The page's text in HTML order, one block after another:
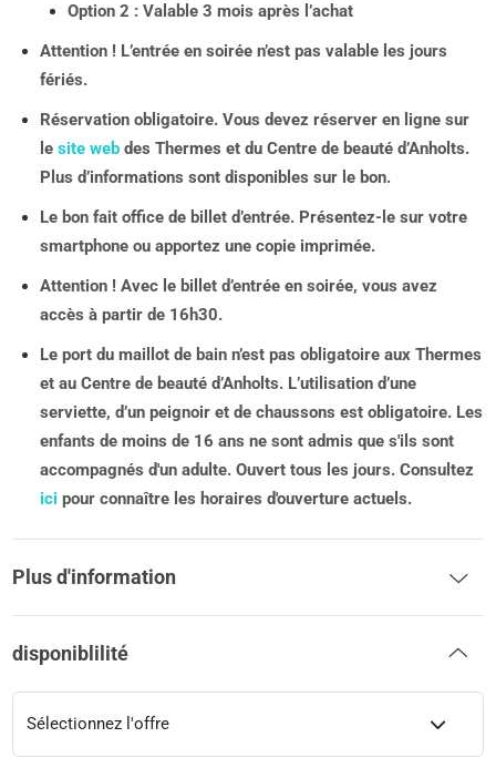
Option 2 : Valable 3 mois après l’achat
Attention ! L’entrée en soirée n’est pas valable les jours
fériés.
Réservation obligatoire. Vous devez réserver en ligne sur
lesite web des Thermes et du Centre de beauté d’Anholts.
Plus d’informations sont disponibles sur le bon.
Le bon fait office de billet d’entrée. Présentez-le sur votre
smartphone ou apportez une copie imprimée.
Attention ! Avec le billet d’entrée en soirée, vous avez
accès à partir de 16h30.
Le port du maillot de bain n’est pas obligatoire aux Thermes
et au Centre de beauté d’Anholts. L’utilisation d’une
serviette, d’un peignoir et de chaussons est obligatoire. Les
enfants de moins de 16 ans ne sont admis que s'ils sont
accompagnés d'un adulte. Ouvert tous les jours. Consultez
ici pour connaître les horaires d'ouverture actuels.
Plus d'information
disponiblilité
Sélectionnez l'offre